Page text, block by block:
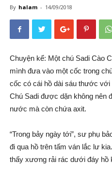
By halam - 14/09/2018
Chuyện kể: Một chú Sadi Cào
mình đưa vào một cốc trong
cốc có cái hồ dài sáu thước với
Chú Sadi được dặn không nên
nước mà còn chứa axit.
“Trong bảy ngày tới”, sư phụ
đi qua hồ trên tấm ván lắc lư
thấy xương rải rác dưới đáy hồ